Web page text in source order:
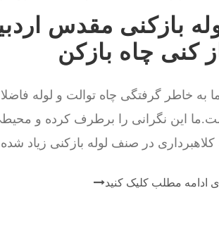
کنی چاه بازکن
به خاطر گرفتگی چاه توالت و لوله
این نگرانی را برطرف کرده و
کلاهبرداری در صنف لوله بازکنی زیاد
ادامه مطلب کلیک کنید